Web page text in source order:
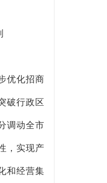
优化招商
破行政区
调动全市
，实现产
和经营集